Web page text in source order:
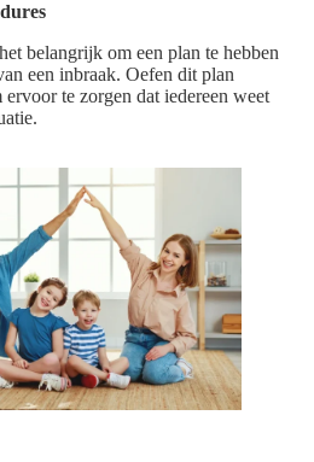
belangrijk om een plan te hebben
een inbraak. Oefen dit plan
te zorgen dat iedereen weet